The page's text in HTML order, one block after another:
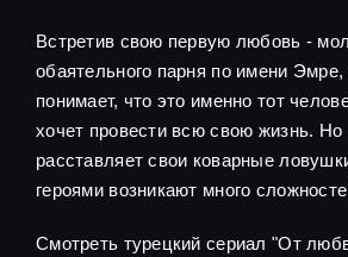
Встретив свою первую любовь -
обаятельного парня по имени
понимает, что это именно тот
хочет провести всю свою жизнь. Но
расставляет свои коварные
героями возникают много
Смотреть турецкий сериал "От